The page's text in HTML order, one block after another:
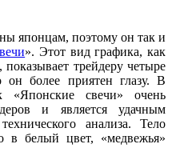
японцам, поэтому он так и
». Этот вид графика, как
трейдеру четыре
более приятен глазу. В
«Японские свечи» очень
и является удачным
анализа. Тело
в белый цвет, «медвежья»